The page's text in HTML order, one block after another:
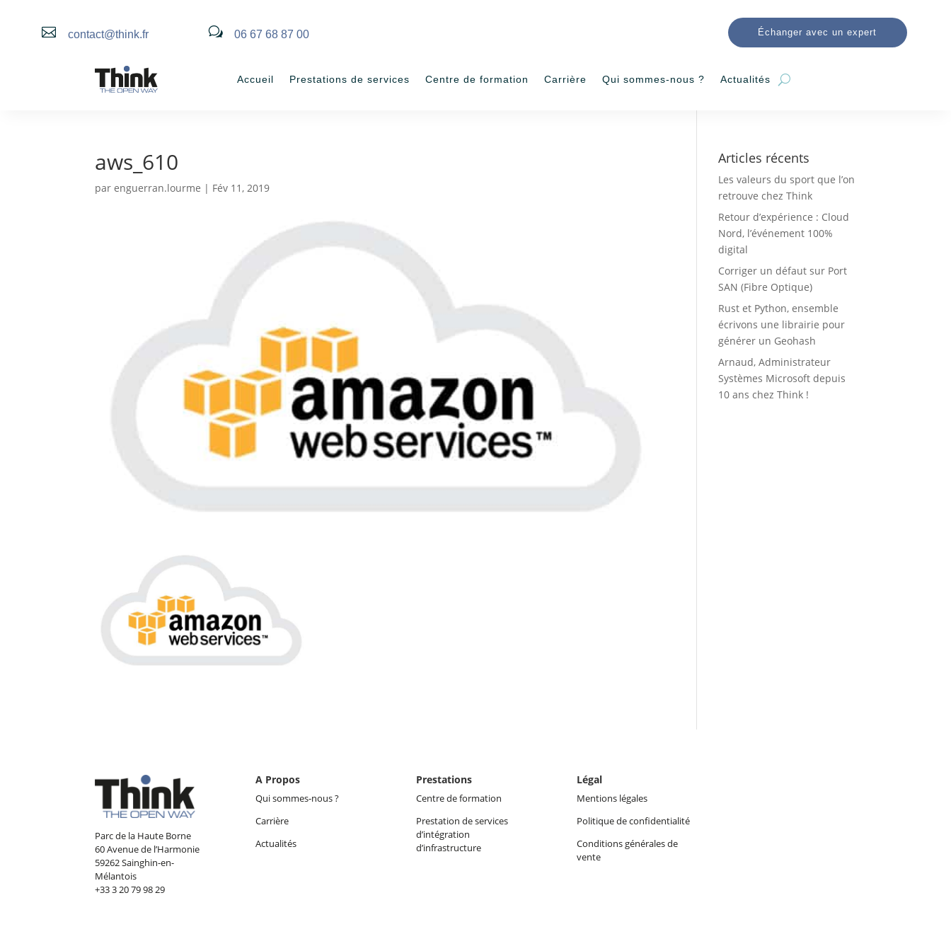
 contact@think.fr w 06 67 68 87 00 Échanger avec un expert
Accueil Prestations de services Centre de formation Carrière Qui sommes-nous ? Actualités
aws_610
parenguerran.lourme | Fév 11, 2019
Articles récents
Les valeurs du sport que l’on
retrouve chez Think
Retour d’expérience : Cloud
Nord, l’événement 100%
digital
Corriger un défaut sur Port
SAN (Fibre Optique)
Rust et Python, ensemble
écrivons une librairie pour
générer un Geohash
Arnaud, Administrateur
Systèmes Microsoft depuis
10 ans chez Think !
Parc de la Haute Borne
60 Avenue de l’Harmonie
59262 Sainghin-en-
Mélantois
+33 3 20 79 98 29
A Propos
Qui sommes-nous ?
Carrière
Actualités
Prestations
Centre de formation
Prestation de services
d’intégration
d’infrastructure
Légal
Mentions légales
Politique de confidentialité
Conditions générales de
vente